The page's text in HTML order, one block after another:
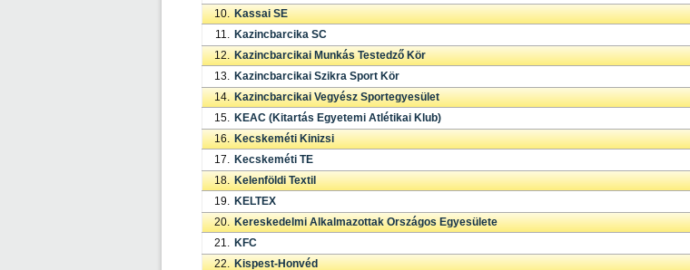
10. Kassai SE
11. Kazincbarcika SC
12. Kazincbarcikai Munkás Testedző Kör
13. Kazincbarcikai Szikra Sport Kör
14. Kazincbarcikai Vegyész Sportegyesület
15. KEAC (Kitartás Egyetemi Atlétikai Klub)
16. Kecskeméti Kinizsi
17. Kecskeméti TE
18. Kelenföldi Textil
19. KELTEX
20. Kereskedelmi Alkalmazottak Országos Egyesülete
21. KFC
22. Kispest-Honvéd